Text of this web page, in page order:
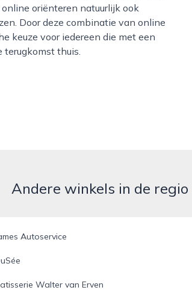
oriënteren natuurlijk ook
Door deze combinatie van online
keuze voor iedereen die met een
terugkomst thuis.
Andere winkels in de regio
Autoservice
Walter van Erven